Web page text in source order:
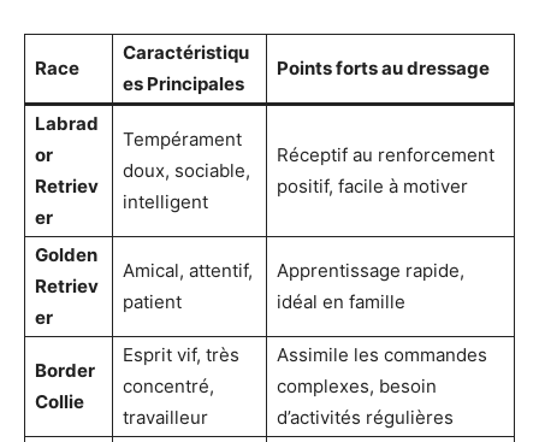
Race
Caractéristiqu
es Principales
Points forts au dressage
Labrad
or
Retriev
er
Tempérament
doux, sociable,
intelligent
Réceptif au renforcement
positif, facile à motiver
Golden
Retriev
er
Amical, attentif,
patient
Apprentissage rapide,
idéal en famille
Border
Collie
Esprit vif, très
concentré,
travailleur
Assimile les commandes
complexes, besoin
d’activités régulières